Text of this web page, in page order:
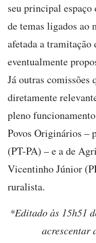
seu principal
de temas ligados ao
afetada a
eventualmente
Já outras comissões
diretamente
pleno
Povos Originários –
(PT-PA) – e a de
Vicentinho Júnior
ruralista.
*Editado às 15h51
acrescentar